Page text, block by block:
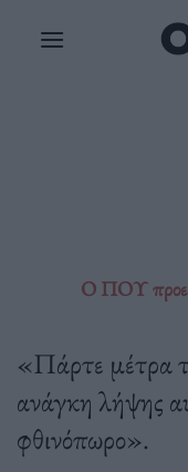
Ο ΠΟΥ
«Πάρτε μέτρα
ανάγκη λήψης
φθινόπωρο».